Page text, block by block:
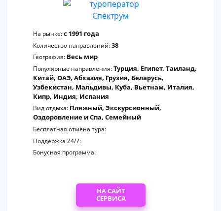
На рынке:c 1991 года
Количество направлений:38
География: Весь мир
Популярные направления:Турция, Египет, Таиланд,
Китай, ОАЭ, Абхазия, Грузия, Беларусь,
Узбекистан, Мальдивы, Куба, Вьетнам, Италия,
Кипр, Индия, Испания
Вид отдыха: Пляжный, Экскурсионный,
Оздоровление и Спа, Семейный
Бесплатная отмена тура:
Поддержка 24/7:
Бонусная программа:
НА САЙТ
СЕРВИСА